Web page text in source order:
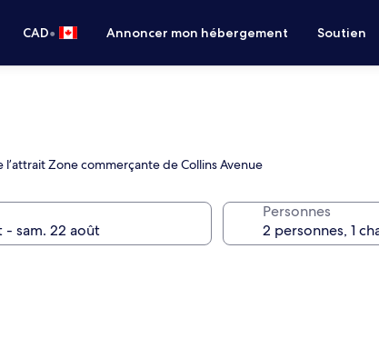
CAD• Annoncer mon hébergement Soutien
Zone commerçante de Collins Avenue
Personnes